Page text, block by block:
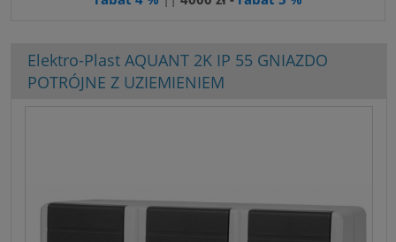
Elektro-Plast AQUANT 2K IP 55 GNIAZDO
POTRÓJNE Z UZIEMIENIEM